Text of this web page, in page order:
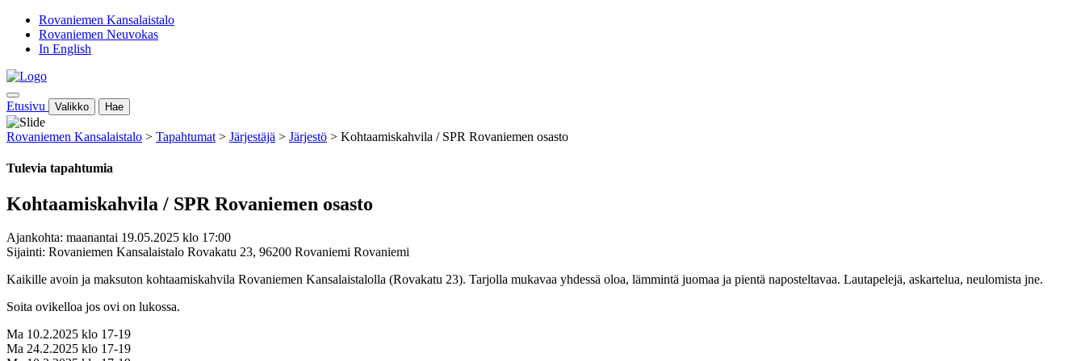
Rovaniemen Kansalaistalo
Rovaniemen Neuvokas
In English
Etusivu Valikko Hae
Rovaniemen Kansalaistalo > Tapahtumat > Järjestäjä > Järjestö > Kohtaamiskahvila / SPR Rovaniemen osasto
Tulevia tapahtumia
Kohtaamiskahvila / SPR Rovaniemen osasto
Ajankohta: maanantai 19.05.2025 klo 17:00
Sijainti: Rovaniemen Kansalaistalo Rovakatu 23, 96200 Rovaniemi Rovaniemi
Kaikille avoin ja maksuton kohtaamiskahvila Rovaniemen Kansalaistalolla (Rovakatu 23). Tarjolla mukavaa yhdessä oloa, lämmintä juomaa ja pientä naposteltavaa. Lautapelejä, askartelua, neulomista jne.
Soita ovikelloa jos ovi on lukossa.
Ma 10.2.2025 klo 17-19
Ma 24.2.2025 klo 17-19